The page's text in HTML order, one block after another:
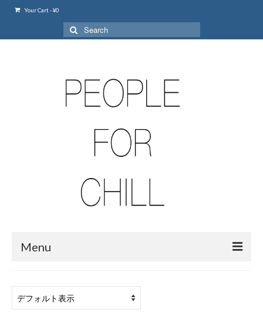
Your Cart-¥0
Search
for:
Menu
420 shibuya_info